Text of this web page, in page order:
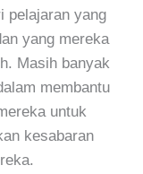
pelajaran yang
yang mereka
Masih banyak
membantu
untuk
kesabaran